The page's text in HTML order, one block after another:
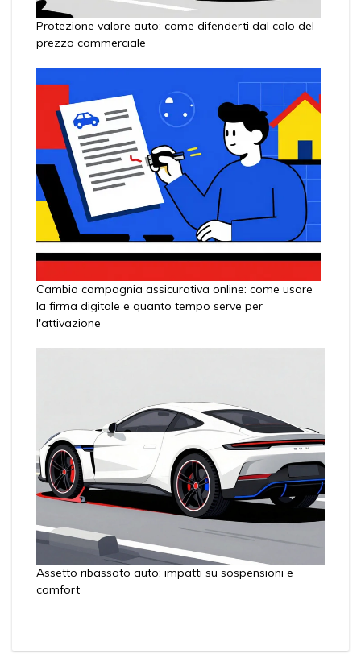
Protezione valore auto: come difenderti dal calo del
prezzo commerciale
Cambio compagnia assicurativa online: come usare
la firma digitale e quanto tempo serve per
l'attivazione
Assetto ribassato auto: impatti su sospensioni e
comfort